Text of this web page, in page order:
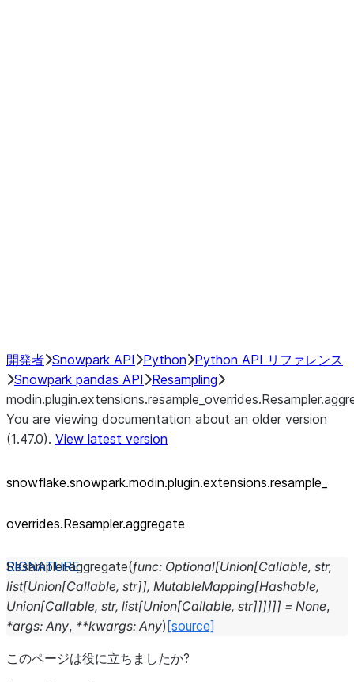
開発者 Snowpark API Python Python API リファレンス
Snowpark pandas API
Resampling
You are viewing documentation about an older version
(1.47.0). View latest version
snowflake.snowpark.modin.plugin.extensions.resample_
overrides.Resampler.aggregate
Resampler.aggregate(func: Optional[Union[Callable, str,
list[Union[Callable, str]], MutableMapping[Hashable,
Union[Callable, str, list[Union[Callable, str]]]]]] = None,
*args: Any, **kwargs: Any) [source]
このページは役に立ちましたか?